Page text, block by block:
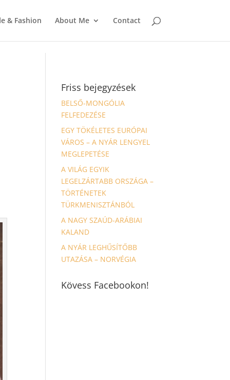
& Fashion About Me Contact
Friss bejegyzések
BELSŐ-MONGÓLIA
FELFEDEZÉSE
EGY TÖKÉLETES EURÓPAI
VÁROS – A NYÁR LENGYEL
MEGLEPETÉSE
A VILÁG EGYIK
LEGELZÁRTABB ORSZÁGA –
TÖRTÉNETEK
TÜRKMENISZTÁNBÓL
A NAGY SZAÚD-ARÁBIAI
KALAND
A NYÁR LEGHŰSÍTŐBB
UTAZÁSA – NORVÉGIA
Kövess Facebookon!